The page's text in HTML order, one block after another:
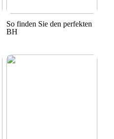
So finden Sie den perfekten
BH